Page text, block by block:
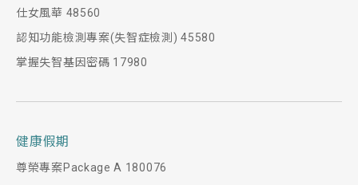
仕女風華 48560
認知功能檢測專案(失智症檢測) 45580
掌握失智基因密碼 17980
健康假期
尊榮專案Package A 180076